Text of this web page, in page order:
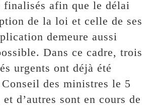
finalisés afin que le délai
de la loi et celle de ses
demeure aussi
Dans ce cadre, trois
urgents ont déjà été
Conseil des ministres le 5
d’autres sont en cours de